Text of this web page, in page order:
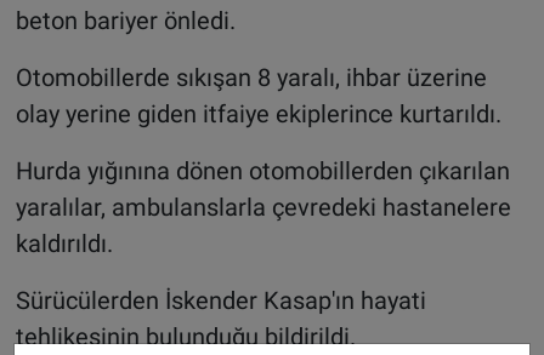
beton bariyer önledi.
Otomobillerde sıkışan 8 yaralı, ihbar üzerine
olay yerine giden itfaiye ekiplerince kurtarıldı.
Hurda yığınına dönen otomobillerden çıkarılan
yaralılar, ambulanslarla çevredeki hastanelere
kaldırıldı.
Sürücülerden İskender Kasap'ın hayati
tehlikesinin bulunduğu bildirildi.